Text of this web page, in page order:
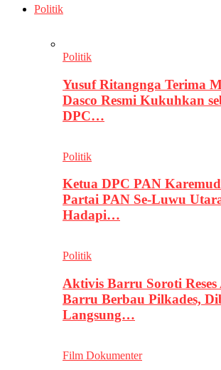
Politik
Politik
Yusuf Ritangnga Terima
Dasco Resmi Kukuhkan
DPC…
Politik
Ketua DPC PAN
Partai PAN Se-Luwu
Hadapi…
Politik
Aktivis Barru Soroti
Barru Berbau Pilkades,
Langsung…
Film Dokumenter